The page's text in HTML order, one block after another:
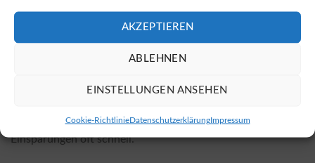
AKZEPTIEREN
ABLEHNEN
EINSTELLUNGEN ANSEHEN
Cookie-RichtlinieDatenschutzerklärungImpressum
den örtlichen Gegebenheiten ab. Faktoren wie die
erforderlichen Elektroinstallationen, die Integration in
Meistens ist die Installation einer bidirektionalen Wallbox
amortisieren sich die höheren Kosten durch die
Einsparungen oft schnell.